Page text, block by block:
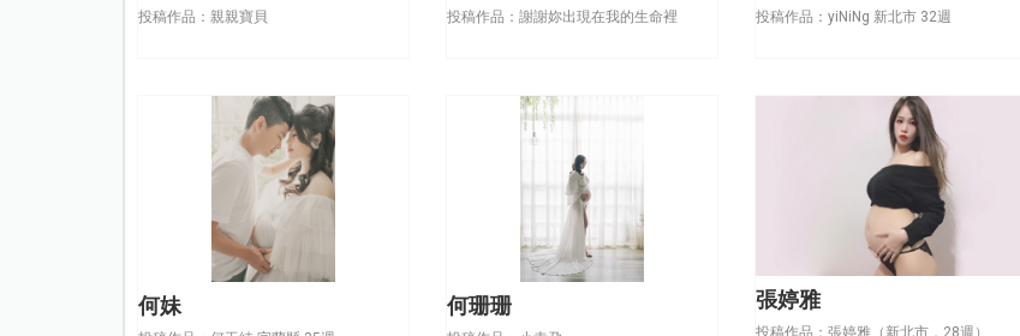
投稿作品：親親寶貝 投稿作品：謝謝妳出現在我的生命裡 投稿作品：yiNiNg 新北市 32週
何妹 何珊珊 張婷雅
投稿作品：張婷雅（新北市，28週）